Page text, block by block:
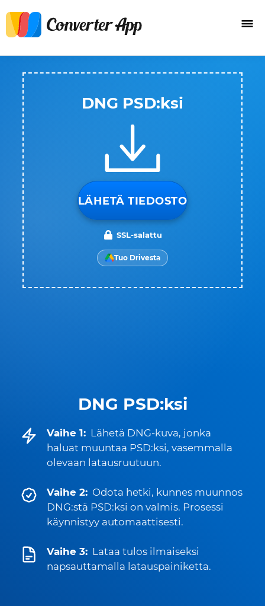
DNG PSD:ksi
Vaihe 1: Lähetä DNG-kuva, jonka
haluat muuntaa PSD:ksi, vasemmalla
olevaan latausruutuun.
Vaihe 2: Odota hetki, kunnes muunnos
DNG:stä PSD:ksi on valmis. Prosessi
käynnistyy automaattisesti.
Vaihe 3: Lataa tulos ilmaiseksi
napsauttamalla latauspainiketta.
DNG PSD:ksi
LÄHETÄ TIEDOSTO
SSL-salattu
Tuo Drivesta